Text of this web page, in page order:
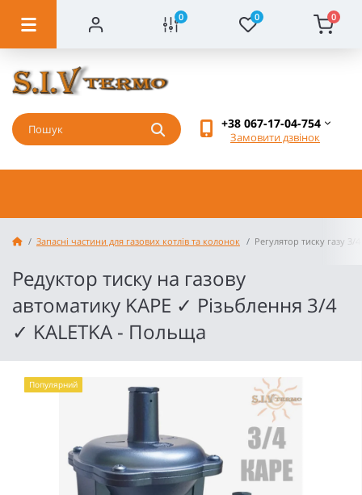
0 0 0
+38 067-17-04-754
Замовити дзвінок
Запасні частини для газових котлів та колонок Регулятор тиску газу
Редуктор тиску на газову
автоматику KAPE ✓ Різьблення 3/4
✓ KALETKA - Польща
Популярний